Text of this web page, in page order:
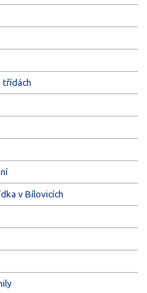
třídách
v Bílovicích